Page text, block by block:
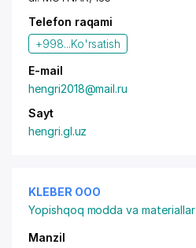
Telefon raqami
+998...Ko'rsatish
E-mail
hengri2018@mail.ru
Sayt
hengri.gl.uz
KLEBER OOO
Yopishqoq modda va materiallar
Manzil